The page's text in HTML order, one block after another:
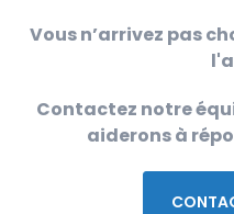
Vous n’arrivez pas
Contactez notre
aiderons à